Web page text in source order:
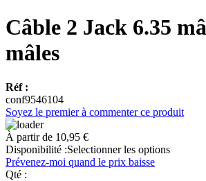
Câble 2 Jack 6.35
mâles
Réf :
conf9546104
Soyez le premier à commenter ce produit
À partir de 10,95 €
Disponibilité :Selectionner les options
Prévenez-moi quand le prix baisse
Qté :